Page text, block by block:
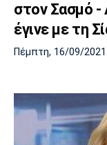
στον Σασμό -
έγινε με τη
Πέμπτη, 16/09/